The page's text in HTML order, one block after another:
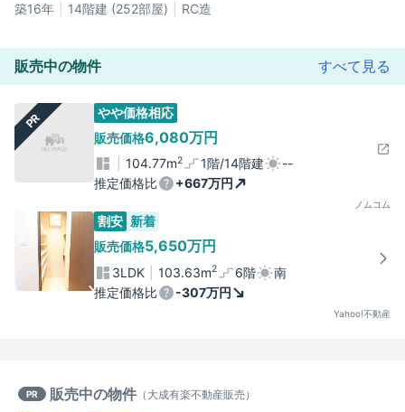
築16年
14階建 (252部屋) RC造
販売中の物件 すべて見る
PR
やや価格相応
販売価格6,080万円
104.77m2 1階/14階建
--
推定価格比
+667万円
ノムコム
割安 新着
販売価格5,650万円
3LDK 103.63m2 6階
南
推定価格比
-307万円
Yahoo!不動産
PR 販売中の物件 （ 大成有楽不動産販売 ）